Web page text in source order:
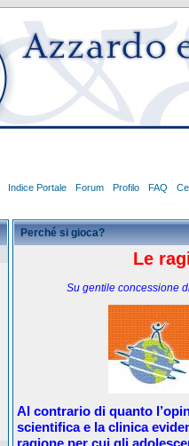
Indice Portale Forum Profilo FAQ
Perché si gioca?
Le
Su gentile concessione
Al contrario di quanto
scientifica e la clinica
ragione per cui gli